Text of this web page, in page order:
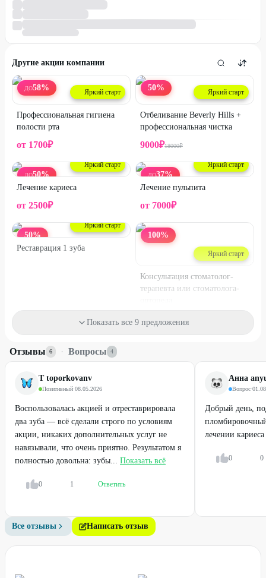
Другие акции компании
ДО58% Яркий старт
Профессиональная гигиена
полости рта
от 1700₽
50% Яркий старт
Отбеливание Beverly Hills +
профессиональная чистка
9000₽18000₽
ДО50%
Яркий старт
Лечение кариеса
от 2500₽
ДО37%
Яркий старт
Лечение пульпита
от 7000₽
50%
Яркий старт
Реставрация 1 зуба
100%
Яркий старт
Консультация стоматолог-
терапевта или стоматолога-
60 %
Яркий старт
капюшона при перикороните
Emax
от8000
Показать все 9 предложения
Отзывы 6 · Вопросы 4
Т toporkovanv
Позитивный·08.05.2026
Воспользовалась акцией и отреставрировала
два зуба — всё сделали строго по условиям
акции, никаких дополнительных услуг не
навязывали, что очень приятно. Результатом я
полностью довольна: зубы... Показать всё
0 1 Ответить
Анна
Вопрос·
Добрый день,
лечении
0 0
Все отзывы Написать отзыв